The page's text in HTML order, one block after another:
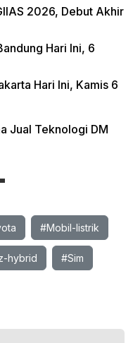
2026, Debut Akhir
Hari Ini, 6
Hari Ini, Kamis 6
Jual Teknologi DM
#Mobil-listrik
hybrid #Sim